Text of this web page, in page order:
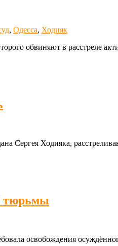
, Одесса, Ходияк
обвиняют в расстреле
Сергея Ходияка,
тюрьмы
освобождения